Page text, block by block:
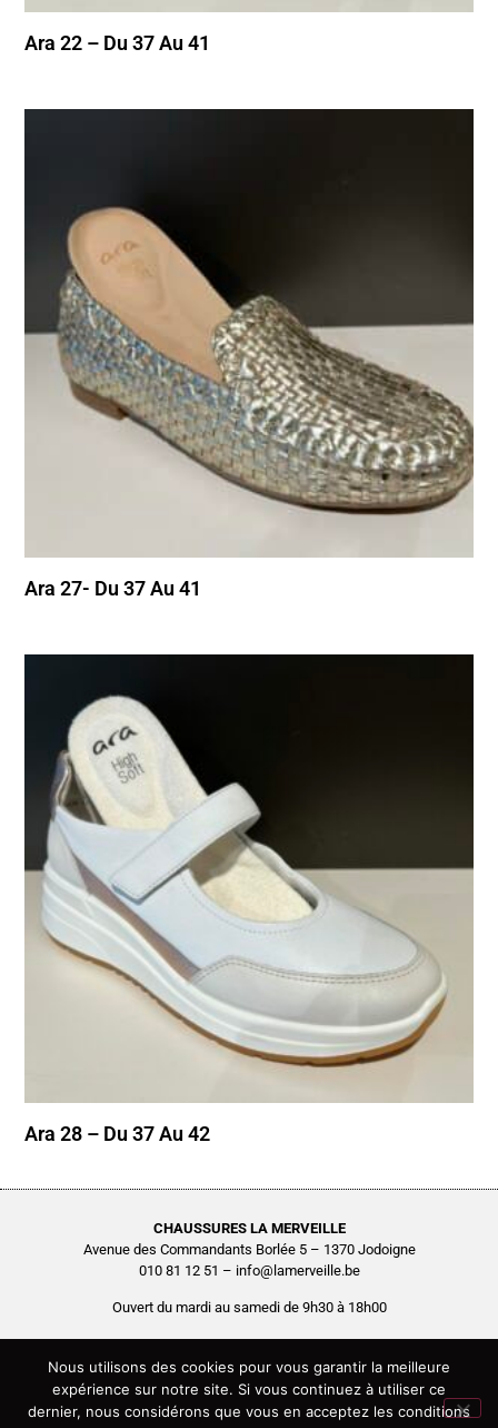
Ara 22 – Du 37 Au 41
Ara 27- Du 37 Au 41
Ara 28 – Du 37 Au 42
CHAUSSURES LA MERVEILLE
Avenue des Commandants Borlée 5 – 1370 Jodoigne
010 81 12 51 – info@lamerveille.be
Ouvert du mardi au samedi de 9h30 à 18h00
Chaussures Quertémont SRL
BCE0416.261.048
Copyright © 2026 Chaussures La Merveille – Tous droits réservés
Site réalisé par
Nous utilisons des cookies pour vous garantir la meilleure
expérience sur notre site. Si vous continuez à utiliser ce
dernier, nous considérons que vous en acceptez les conditions